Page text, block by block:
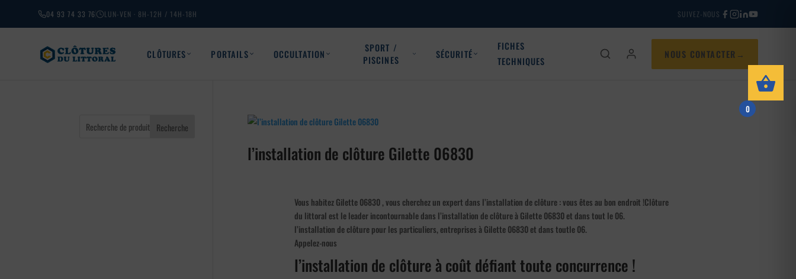
04 93 74 33 76 LUN-VEN · 8H-12H / 14H-18H SUIVEZ-NOUS
CLÔTURES PORTAILS OCCULTATION
SPORT /
PISCINES
SÉCURITÉ
FICHES
TECHNIQUES
NOUS CONTACTER
l’installation de clôture Gilette 06830
Vous habitez Gilette 06830 , vous cherchez un expert dans l’installation de clôture : vous êtes au bon endroit !Clôture
du littoral est le leader incontournable dans l’installation de clôture à Gilette 06830 et dans tout le 06.
l’installation de clôture pour les particuliers, entreprises à Gilette 06830 et dans toutle 06.
Appelez-nous
l’installation de clôture à coût défiant toute concurrence !
Recherche
0